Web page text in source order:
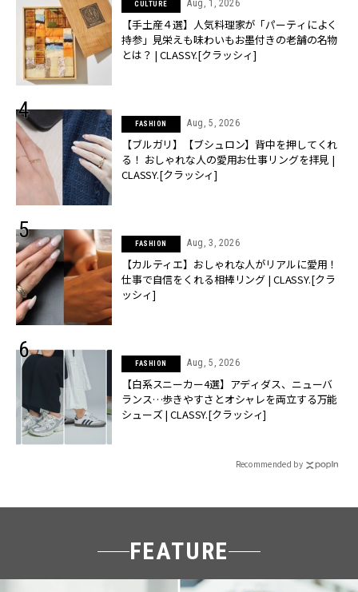
CULTURE Aug, 1, 2026
【手土産４選】人気料理家が「パーティによく
持参」見栄えも味わいもお墨付きの老舗の名物
とは？ | CLASSY.[クラッシィ]
FASHION Aug, 5, 2026
【ブルガリ】【ブシュロン】背中を押してくれ
る！ おしゃれな人の愛用お仕事リングを拝見 |
CLASSY.[クラッシィ]
FASHION Aug, 3, 2026
【カルティエ】おしゃれな人がリアルに愛用！
仕事で自信をくれる相棒リング | CLASSY.[クラ
ッシィ]
FASHION Aug, 5, 2026
【白系スニーカー4選】アディダス、ニューバ
ランス…歩きやすさとオシャレを両立する万能
シューズ | CLASSY.[クラッシィ]
Recommended by
FEATURE